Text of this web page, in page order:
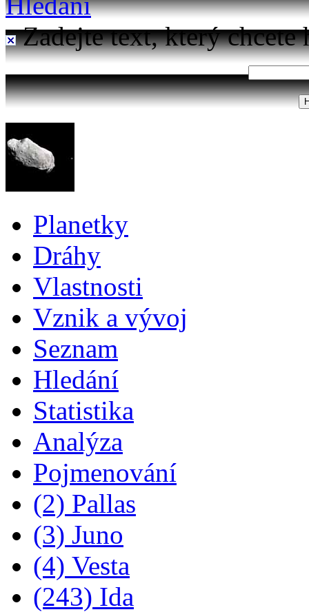
Zadejte text, který chcete
Planetky
Dráhy
Vlastnosti
Vznik a vývoj
Seznam
Hledání
Statistika
Analýza
Pojmenování
(2) Pallas
(3) Juno
(4) Vesta
(243) Ida